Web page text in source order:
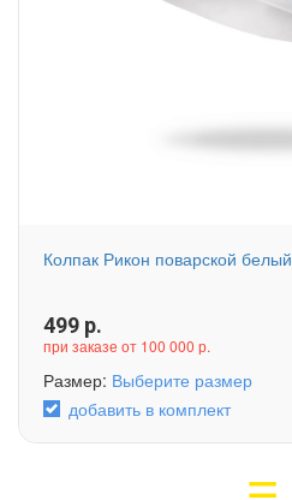
Колпак Рикон поварской белый
499 р.
при заказе от 100 000 р.
Размер: Выберите размер
добавить в комплект